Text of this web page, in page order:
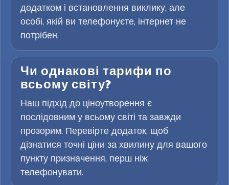
додатком і встановлення виклику, але
особі, якій ви телефонуєте, інтернет не
потрібен.
Чи однакові тарифи по
всьому світу?
Наш підхід до ціноутворення є
послідовним у всьому світі та завжди
прозорим. Перевірте додаток, щоб
дізнатися точні ціни за хвилину для вашого
пункту призначення, перш ніж
телефонувати.